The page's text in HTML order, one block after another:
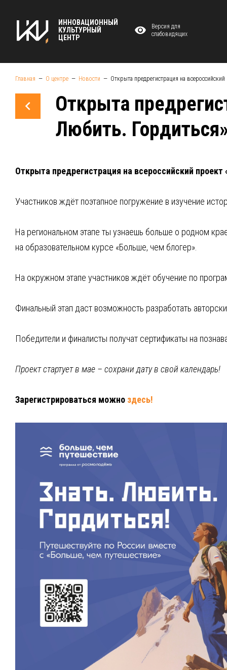
ИННОВАЦИОННЫЙ
КУЛЬТУРНЫЙ
ЦЕНТР
Версия для
слабовидящих
Главная О центре Новости Открыта предрегистрация на
Открыта
Любить.
Открыта предрегистрация на всероссийский
Участников ждёт поэтапное погружение в изучение
На региональном этапе ты узнаешь больше о родном
на образовательном курсе «Больше, чем блогер».
На окружном этапе участников ждёт обучение по
Финальный этап даст возможность разработать
Победители и финалисты получат сертификаты на
Проект стартует в мае – сохрани дату в свой календарь!
Зарегистрироваться можно здесь!